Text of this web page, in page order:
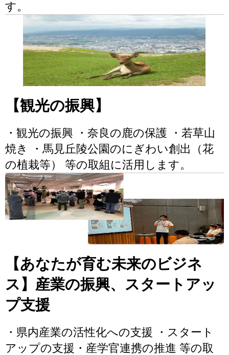
す。
【観光の振興】
・観光の振興 ・奈良の鹿の保護 ・若草山
焼き ・馬見丘陵公園のにぎわい創出（花
の植栽等） 等の取組に活用します。
【あなたが育む未来のビジネ
ス】産業の振興、スタートアッ
プ支援
・県内産業の活性化への支援 ・スタート
アップの支援・産学官連携の推進 等の取